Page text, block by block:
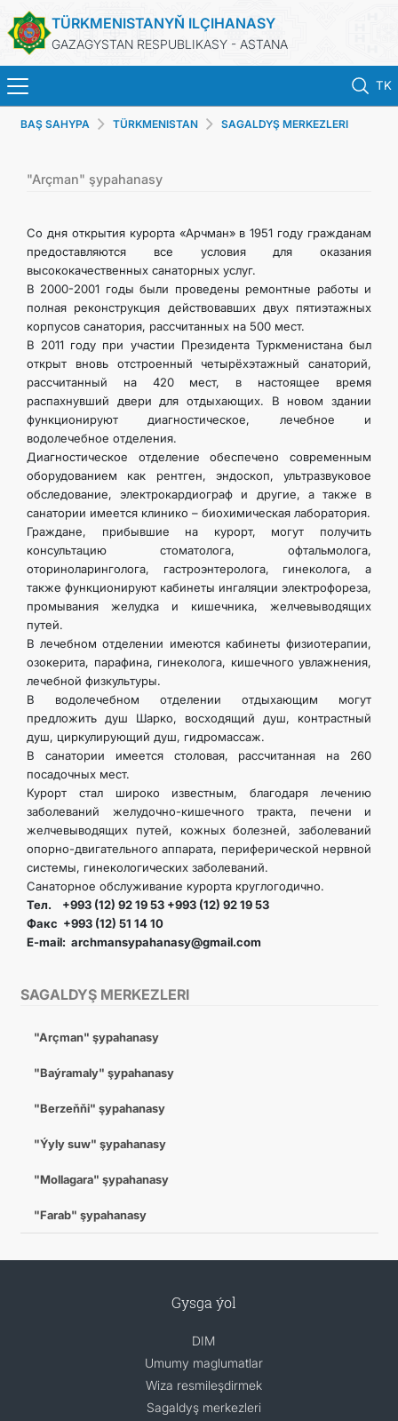
TÜRKMENISTANYŇ ILÇIHANASY
GAZAGYSTAN RESPUBLIKASY - ASTANA
TK
BAŞ SAHYPA
TÜRKMENISTAN
KONSULLYK HYZMATLARY
DIM
ARAGATNAŞYK
BAŞ SAHYPA TÜRKMENISTAN SAGALDYŞ MERKEZLERI
SAGALDYŞ MERKEZLERI
"Arçman" şypahanasy
"Baýramaly" şypahanasy
"Berzeňňi" şypahanasy
"Ýyly suw" şypahanasy
"Mollagara" şypahanasy
"Farab" şypahanasy
"Arçman" şypahanasy
Со дня открытия курорта «Арчман» в 1951 году гражданам
предоставляются все условия для оказания
высококачественных санаторных услуг.
В 2000-2001 годы были проведены ремонтные работы и
полная реконструкция действовавших двух пятиэтажных
корпусов санатория, рассчитанных на 500 мест.
В 2011 году при участии Президента Туркменистана был
открыт вновь отстроенный четырёхэтажный санаторий,
рассчитанный на 420 мест, в настоящее время
распахнувший двери для отдыхающих. В новом здании
функционируют диагностическое, лечебное и
водолечебное отделения.
Диагностическое отделение обеспечено современным
оборудованием как рентген, эндоскоп, ультразвуковое
обследование, электрокардиограф и другие, а также в
санатории имеется клинико – биохимическая лаборатория.
Граждане, прибывшие на курорт, могут получить
консультацию стоматолога, офтальмолога,
оториноларинголога, гастроэнтеролога, гинеколога, а
также функционируют кабинеты ингаляции электрофореза,
промывания желудка и кишечника, желчевыводящих
путей.
В лечебном отделении имеются кабинеты физиотерапии,
озокерита, парафина, гинеколога, кишечного увлажнения,
лечебной физкультуры.
В водолечебном отделении отдыхающим могут
предложить душ Шарко, восходящий душ, контрастный
душ, циркулирующий душ, гидромассаж.
В санатории имеется столовая, рассчитанная на 260
посадочных мест.
Курорт стал широко известным, благодаря лечению
заболеваний желудочно-кишечного тракта, печени и
желчевыводящих путей, кожных болезней, заболеваний
опорно-двигательного аппарата, периферической нервной
системы, гинекологических заболеваний.
Санаторное обслуживание курорта круглогодично.
Тел. +993 (12) 92 19 53 +993 (12) 92 19 53
Факс +993 (12) 51 14 10
E-mail: archmansypahanasy@gmail.com
Gysga ýol
DIM
Umumy maglumatlar
Wiza resmileşdirmek
Sagaldyş merkezleri